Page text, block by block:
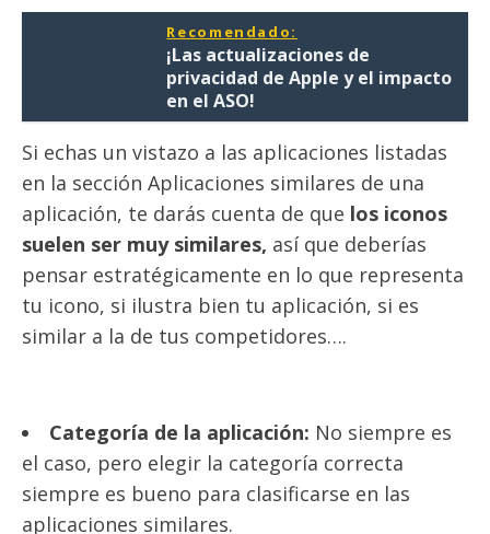
Recomendado:
¡Las actualizaciones de
privacidad de Apple y el impacto
en el ASO!
Si echas un vistazo a las aplicaciones listadas
en la sección Aplicaciones similares de una
aplicación, te darás cuenta de que los iconos
suelen ser muy similares, así que deberías
pensar estratégicamente en lo que representa
tu icono, si ilustra bien tu aplicación, si es
similar a la de tus competidores….
Categoría de la aplicación: No siempre es
el caso, pero elegir la categoría correcta
siempre es bueno para clasificarse en las
aplicaciones similares.